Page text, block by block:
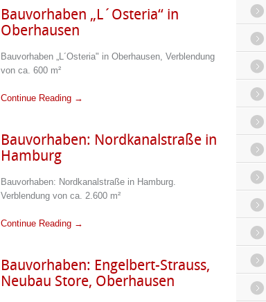
Bauvorhaben „L´Osteria“ in
Oberhausen
Bauvorhaben „L´Osteria" in Oberhausen, Verblendung
von ca. 600 m²
Continue Reading →
Bauvorhaben: Nordkanalstraße in
Hamburg
Bauvorhaben: Nordkanalstraße in Hamburg.
Verblendung von ca. 2.600 m²
Continue Reading →
Bauvorhaben: Engelbert-Strauss,
Neubau Store, Oberhausen